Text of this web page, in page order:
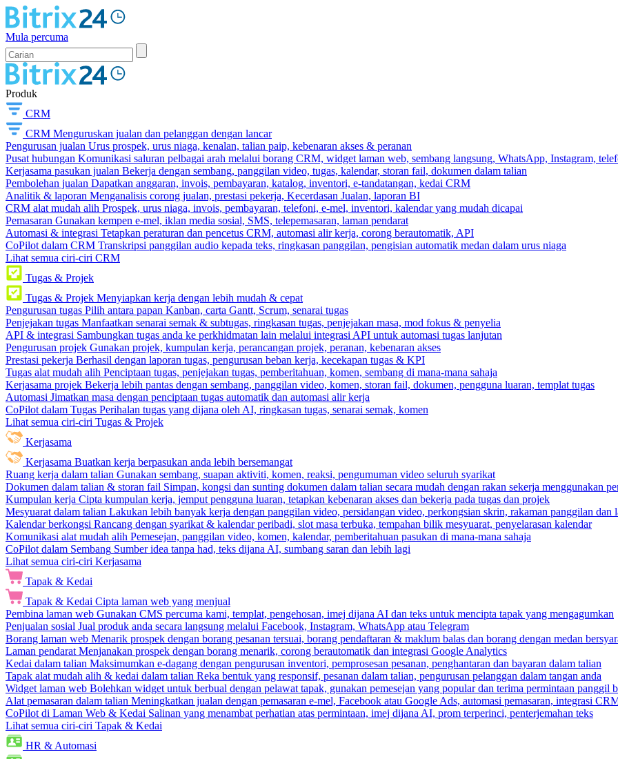
Mula percuma
Produk
CRM
CRM Menguruskan jualan dan pelanggan dengan lancar
Pengurusan jualan Urus prospek, urus niaga, kenalan, talian paip, kebenaran akses & peranan
Pusat hubungan Komunikasi saluran pelbagai arah melalui borang CRM, widget laman web, sembang langsung, WhatsApp, Instagram,
Kerjasama pasukan jualan Bekerja dengan sembang, panggilan video, tugas, kalendar, storan fail, dokumen dalam talian
Pembolehan jualan Dapatkan anggaran, invois, pembayaran, katalog, inventori, e-tandatangan, kedai CRM
Analitik & laporan Menganalisis corong jualan, prestasi pekerja, Kecerdasan Jualan, laporan BI
CRM alat mudah alih Prospek, urus niaga, invois, pembayaran, telefoni, e-mel, inventori, kalendar yang mudah dicapai
Pemasaran Gunakan kempen e-mel, iklan media sosial, SMS, telepemasaran, laman pendarat
Automasi & integrasi Tetapkan peraturan dan pencetus CRM, automasi alir kerja, corong berautomatik, API
CoPilot dalam CRM Transkripsi panggilan audio kepada teks, ringkasan panggilan, pengisian automatik medan dalam urus niaga
Lihat semua ciri-ciri CRM
Tugas & Projek
Tugas & Projek Menyiapkan kerja dengan lebih mudah & cepat
Pengurusan tugas Pilih antara papan Kanban, carta Gantt, Scrum, senarai tugas
Penjejakan tugas Manfaatkan senarai semak & subtugas, ringkasan tugas, penjejakan masa, mod fokus & penyelia
API & integrasi Sambungkan tugas anda ke perkhidmatan lain melalui integrasi API untuk automasi tugas lanjutan
Pengurusan projek Gunakan projek, kumpulan kerja, perancangan projek, peranan, kebenaran akses
Prestasi pekerja Berhasil dengan laporan tugas, pengurusan beban kerja, kecekapan tugas & KPI
Tugas alat mudah alih Penciptaan tugas, penjejakan tugas, pemberitahuan, komen, sembang di mana-mana sahaja
Kerjasama projek Bekerja lebih pantas dengan sembang, panggilan video, komen, storan fail, dokumen, pengguna luaran, templat tugas
Automasi Jimatkan masa dengan penciptaan tugas automatik dan automasi alir kerja
CoPilot dalam Tugas Perihalan tugas yang dijana oleh AI, ringkasan tugas, senarai semak, komen
Lihat semua ciri-ciri Tugas & Projek
Kerjasama
Kerjasama Buatkan kerja berpasukan anda lebih bersemangat
Ruang kerja dalam talian Gunakan sembang, suapan aktiviti, komen, reaksi, pengumuman video seluruh syarikat
Dokumen dalam talian & storan fail Simpan, kongsi dan sunting dokumen dalam talian secara mudah dengan rakan sekerja menggunakan
Kumpulan kerja Cipta kumpulan kerja, jemput pengguna luaran, tetapkan kebenaran akses dan bekerja pada tugas dan projek
Mesyuarat dalam talian Lakukan lebih banyak kerja dengan panggilan video, persidangan video, perkongsian skrin, rakaman panggilan dan
Kalendar berkongsi Rancang dengan syarikat & kalendar peribadi, slot masa terbuka, tempahan bilik mesyuarat, penyelarasan kalendar
Komunikasi alat mudah alih Pemesejan, panggilan video, komen, kalendar, pemberitahuan pasukan di mana-mana sahaja
CoPilot dalam Sembang Sumber idea tanpa had, teks dijana AI, sumbang saran dan lebih lagi
Lihat semua ciri-ciri Kerjasama
Tapak & Kedai
Tapak & Kedai Cipta laman web yang menjual
Pembina laman web Gunakan CMS percuma kami, templat, pengehosan, imej dijana AI dan teks untuk mencipta tapak yang mengagumkan
Penjualan sosial Jual produk anda secara langsung melalui Facebook, Instagram, WhatsApp atau Telegram
Borang laman web Menarik prospek dengan borang pesanan tersuai, borang pendaftaran & maklum balas dan borang dengan medan
Laman pendarat Menjanakan prospek dengan borang menarik, corong berautomatik dan integrasi Google Analytics
Kedai dalam talian Maksimumkan e-dagang dengan pengurusan inventori, pemprosesan pesanan, penghantaran dan bayaran dalam talian
Tapak alat mudah alih & kedai dalam talian Reka bentuk yang responsif, pesanan dalam talian, pengurusan pelanggan dalam tangan anda
Widget laman web Bolehkan widget untuk berbual dengan pelawat tapak, gunakan pemesejan yang popular dan terima permintaan panggil
Alat pemasaran dalam talian Meningkatkan jualan dengan pemasaran e-mel, Facebook atau Google Ads, automasi pemasaran, integrasi
CoPilot di Laman Web & Kedai Salinan yang menambat perhatian atas permintaan, imej dijana AI, prom terperinci, penterjemahan teks
Lihat semua ciri-ciri Tapak & Kedai
HR & Automasi